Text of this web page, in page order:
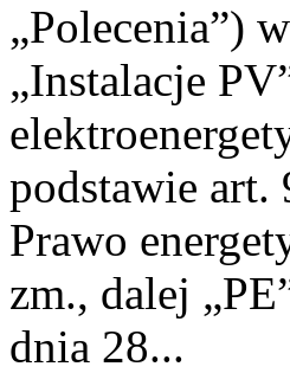
„Polecenia”)
„Instalacje
podstawie art.
Prawo
zm., dalej
dnia 28...